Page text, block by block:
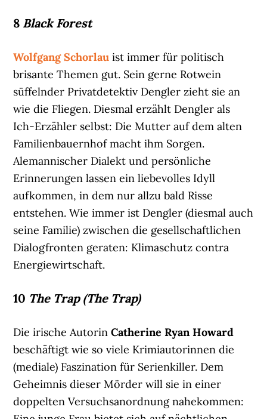
8 Black Forest
Wolfgang Schorlau ist immer für politisch
brisante Themen gut. Sein gerne Rotwein
süffelnder Privatdetektiv Dengler zieht sie an
wie die Fliegen. Diesmal erzählt Dengler als
Ich-Erzähler selbst: Die Mutter auf dem alten
Familienbauernhof macht ihm Sorgen.
Alemannischer Dialekt und persönliche
Erinnerungen lassen ein liebevolles Idyll
aufkommen, in dem nur allzu bald Risse
entstehen. Wie immer ist Dengler (diesmal auch
seine Familie) zwischen die gesellschaftlichen
Dialogfronten geraten: Klimaschutz contra
Energiewirtschaft.
10 The Trap (The Trap)
Die irische AutorinCatherine Ryan Howard
beschäftigt wie so viele Krimiautorinnen die
(mediale) Faszination für Serienkiller. Dem
Geheimnis dieser Mörder will sie in einer
doppelten Versuchsanordnung nahekommen: